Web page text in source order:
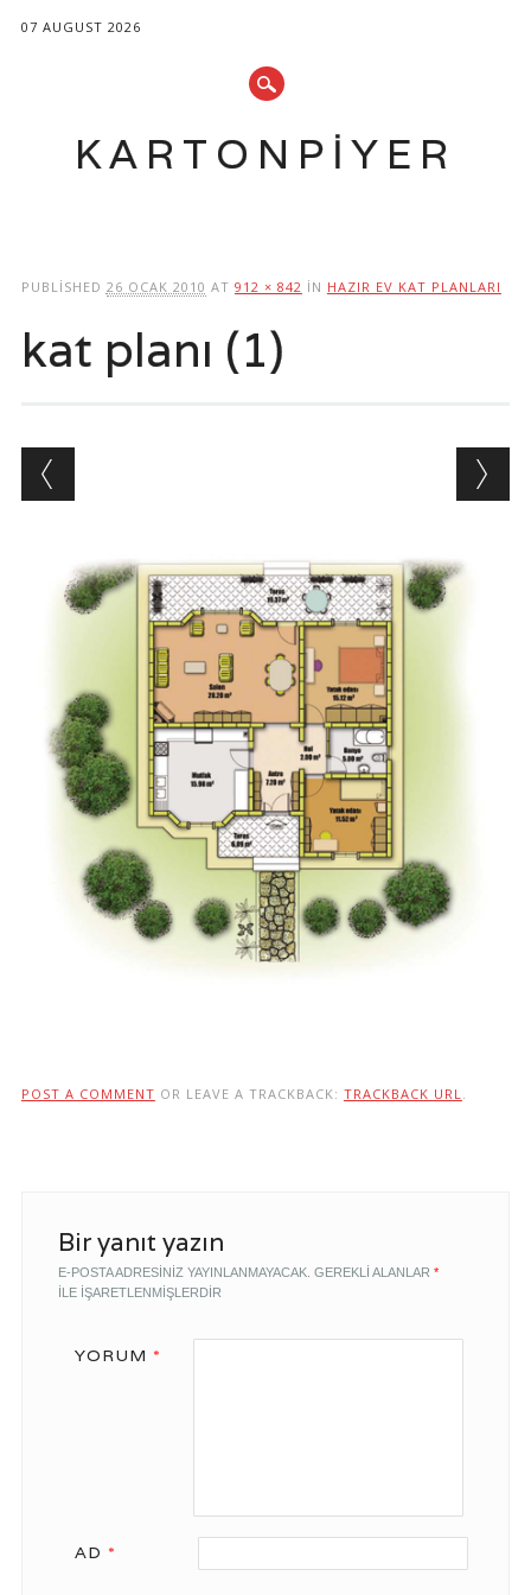
07 AUGUST 2026
KARTONPIYER
PUBLISHED 26 OCAK 2010 AT 912 × 842 IN HAZIR EV KAT PLANLARI
kat planı (1)
POST A COMMENT OR LEAVE A TRACKBACK: TRACKBACK URL
Bir yanıt yazın
E-POSTA ADRESINIZ YAYINLANMAYACAK. GEREKLI ALANLAR *
ILE IŞARETLENMIŞLERDIR
YORUM *
AD *